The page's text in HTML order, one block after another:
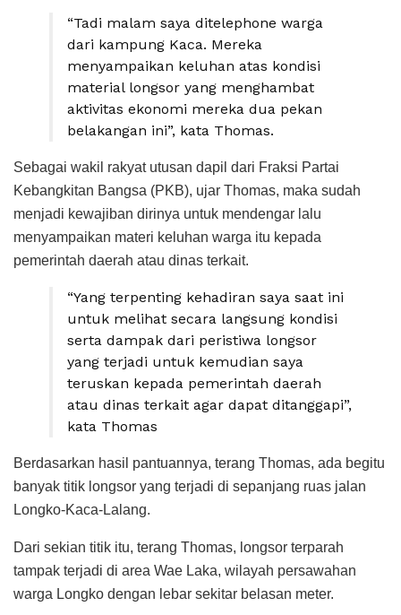
“Tadi malam saya ditelephone warga
dari kampung Kaca. Mereka
menyampaikan keluhan atas kondisi
material longsor yang menghambat
aktivitas ekonomi mereka dua pekan
belakangan ini”, kata Thomas.
Sebagai wakil rakyat utusan dapil dari Fraksi Partai
Kebangkitan Bangsa (PKB), ujar Thomas, maka sudah
menjadi kewajiban dirinya untuk mendengar lalu
menyampaikan materi keluhan warga itu kepada
pemerintah daerah atau dinas terkait.
“Yang terpenting kehadiran saya saat ini
untuk melihat secara langsung kondisi
serta dampak dari peristiwa longsor
yang terjadi untuk kemudian saya
teruskan kepada pemerintah daerah
atau dinas terkait agar dapat ditanggapi”,
kata Thomas
Berdasarkan hasil pantuannya, terang Thomas, ada begitu
banyak titik longsor yang terjadi di sepanjang ruas jalan
Longko-Kaca-Lalang.
Dari sekian titik itu, terang Thomas, longsor terparah
tampak terjadi di area Wae Laka, wilayah persawahan
warga Longko dengan lebar sekitar belasan meter.